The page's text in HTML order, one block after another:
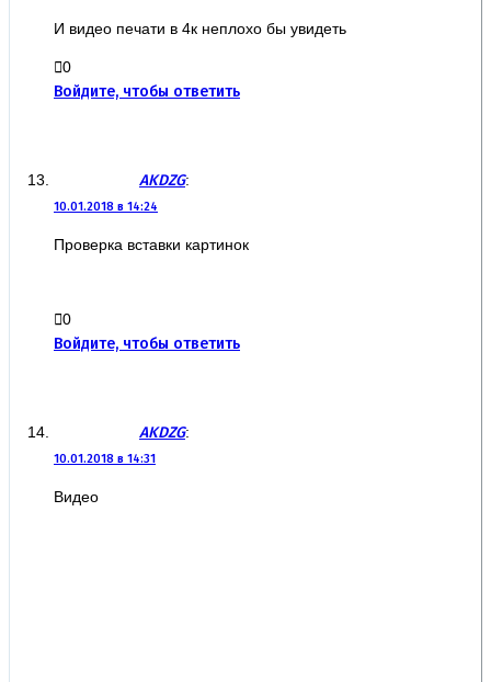
И видео печати в 4к неплохо бы увидеть
0
Войдите, чтобы ответить
AKDZG:
10.01.2018 в 14:24
Проверка вставки картинок
0
Войдите, чтобы ответить
AKDZG:
10.01.2018 в 14:31
Видео